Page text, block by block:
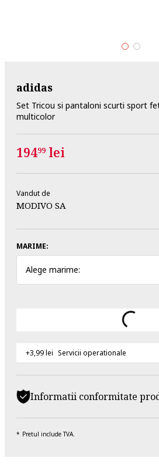
adidas
Set Tricou si pantaloni scurti sport
multicolor
19499 lei
Vandut de
MODIVO SA
MARIME:
Alege marime:
+3,99 lei Servicii operationale
Informatii conformitate
Pretul include TVA.